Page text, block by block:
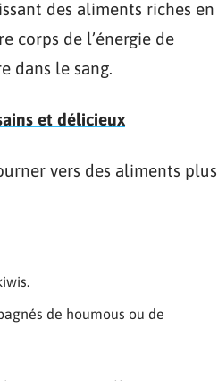
des aliments riches en
corps de l’énergie de
dans le sang.
et délicieux
vers des aliments plus
de houmous ou de